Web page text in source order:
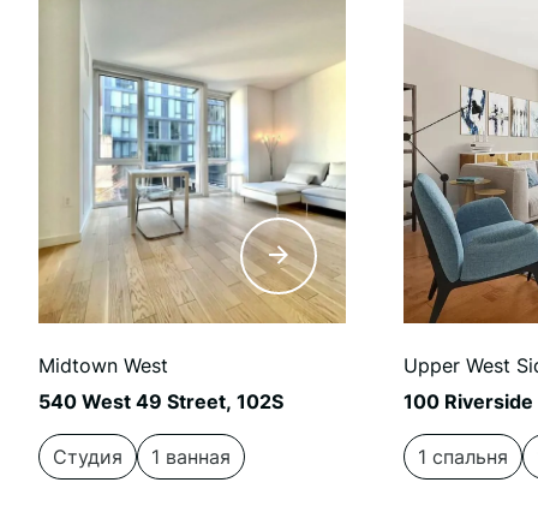
Midtown West
540 West 49 Street, 102S
Студия 1 ванная
Upper West
100
1 спальня